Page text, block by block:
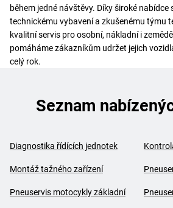
během jedné návštěvy. Díky široké nabídce
technickému vybavení a zkušenému týmu
kvalitní servis pro osobní, nákladní i
pomáháme zákazníkům udržet jejich
celý rok.
Seznam
Diagnostika řídících jednotek
Montáž tažného zařízení
Pneuservis motocykly základní